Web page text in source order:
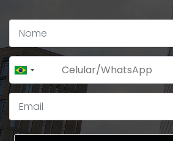
Brazil
+55